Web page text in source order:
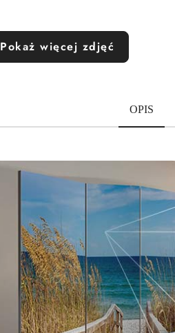
Pokaż więcej zdjęć
OPIS